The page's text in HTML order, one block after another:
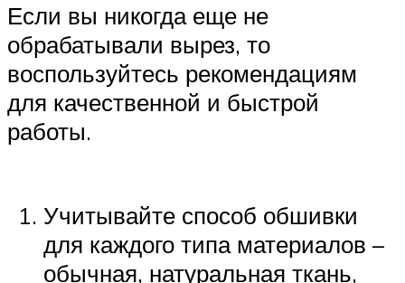
Если вы никогда еще не
обрабатывали вырез, то
воспользуйтесь рекомендациям
для качественной и быстрой
работы.
Учитывайте способ обшивки
для каждого типа материалов –
обычная, натуральная ткань,